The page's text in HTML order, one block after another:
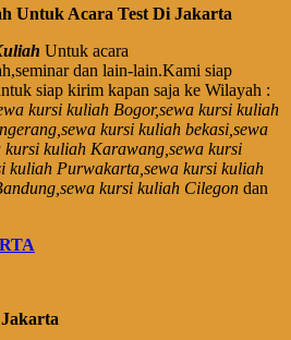
Untuk Acara Test Di Jakarta
Untuk acara
dan lain-lain.Kami siap
siap kirim kapan saja ke Wilayah :
kursi kuliah Bogor,sewa kursi kuliah
kursi kuliah bekasi,sewa
kuliah Karawang,sewa kursi
kuliah Purwakarta,sewa kursi kuliah
kursi kuliah Cilegon dan